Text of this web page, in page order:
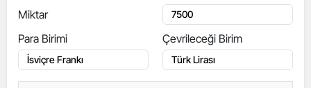
Miktar
Para Birimi
Çevrileceği Birim